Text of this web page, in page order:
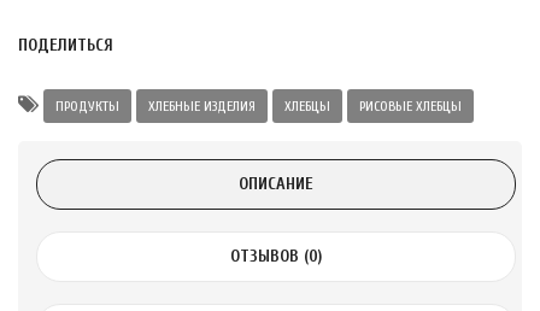
Укрепление
ПОДЕЛИТЬСЯ
ПРОДУКТЫ ХЛЕБНЫЕ ИЗДЕЛИЯ ХЛЕБЦЫ РИСОВЫЕ ХЛЕБЦЫ
ОПИСАНИЕ
ОТЗЫВОВ (0)